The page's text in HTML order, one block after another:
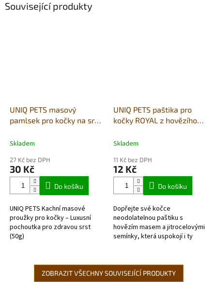
Související produkty
UNIQ PETS masový
pamlsek pro kočky na srst
kachním masem 50g
Skladem
27 Kč bez DPH
30 Kč
Do košíku
UNIQ PETS Kachní masové
proužky pro kočky – Luxusní
pochoutka pro zdravou srst
(50g)
UNIQ PETS paštika pro
kočky ROYAL z hovězího
semínek 30g
Skladem
11 Kč bez DPH
12 Kč
Do košíku
Dopřejte své kočce
neodolatelnou paštiku s
hovězím masem a jitrocelovými
semínky, která uspokojí i ty
chutná, ale také...
ZOBRAZIT VŠECHNY SOUVISEJÍCÍ PRODUKTY